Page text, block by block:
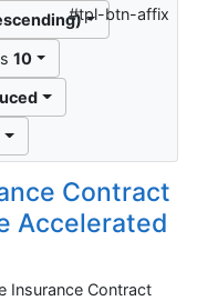
10
#tpl-btn-affix
Contract
Accelerated
Insurance Contract